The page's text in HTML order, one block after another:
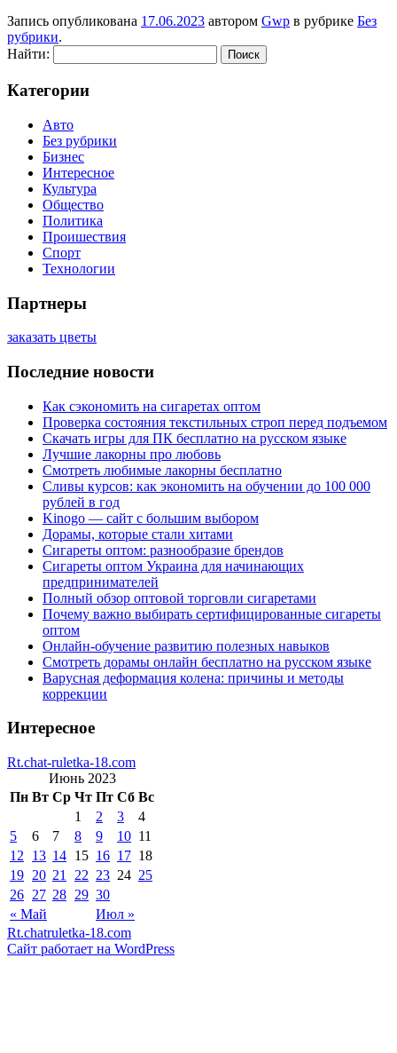
Запись опубликована 17.06.2023 автором Gwp в рубрике Без
рубрики.
Найти:
Категории
Авто
Без рубрики
Бизнес
Интересное
Культура
Общество
Политика
Проишествия
Спорт
Технологии
Партнеры
заказать цветы
Последние новости
Как сэкономить на сигаретах оптом
Проверка состояния текстильных строп перед подъемом
Скачать игры для ПК бесплатно на русском языке
Лучшие лакорны про любовь
Смотреть любимые лакорны бесплатно
Сливы курсов: как экономить на обучении до 100 000
рублей в год
Kinogo — сайт с большим выбором
Дорамы, которые стали хитами
Сигареты оптом: разнообразие брендов
Сигареты оптом Украина для начинающих
предпринимателей
Полный обзор оптовой торговли сигаретами
Почему важно выбирать сертифицированные сигареты
оптом
Онлайн-обучение развитию полезных навыков
Смотреть дорамы онлайн бесплатно на русском языке
Варусная деформация колена: причины и методы
коррекции
Интересное
Rt.chat-ruletka-18.com
Июнь 2023
Пн Вт Ср Чт Пт Сб Вс
« Май Июл »
1 2 3
4
5
6 7 8 9 10 11
12
13 14 15 16 17 18
19 20 21 22 23 24 25
26 27 28 29 30
Rt.chatruletka-18.com
Сайт работает на WordPress